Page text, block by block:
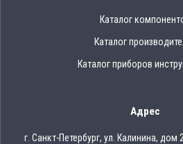
Каталог
Каталог
Каталог приборов
Адрес
г. Санкт-Петербург, ул. Калинина, дом